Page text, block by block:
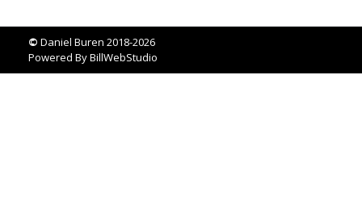
© Daniel Buren 2018-2026
Powered ByBillWebStudio